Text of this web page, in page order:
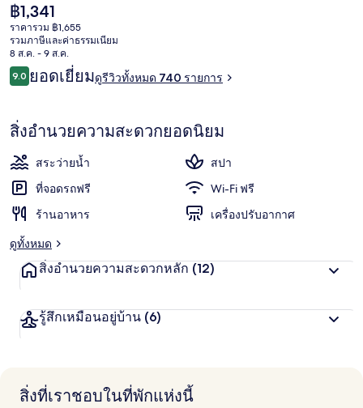
ราคา
ปัจจุบัน
฿1,341
฿1,341
ราคารวม ฿1,655
รวมภาษีและค่าธรรมเนียม
8 ส.ค. - 9 ส.ค.
รีวิว
9.09.0 จาก 10
ยอดเยี่ยมดูรีวิวทั้งหมด 740 รายการ
สิ่งอำนวยความสะดวกยอดนิยม
สระว่ายน้ำ
สปา
ที่จอดรถฟรี
Wi-Fi ฟรี
ร้านอาหาร
เครื่องปรับอากาศ
ดูทั้งหมด
สิ่งอำนวยความสะดวกหลัก (12)
รู้สึกเหมือนอยู่บ้าน (6)
สิ่งที่เราชอบในที่พักแห่งนี้